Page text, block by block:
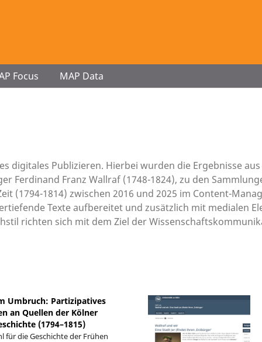
Focus MAP Data
digitales Publizieren. Hierbei wurden die Ergebnisse
Ferdinand Franz Wallraf (1748-1824), zu den
(1794-1814) zwischen 2016 und 2025 im Content-
Texte aufbereitet und zusätzlich mit medialen
richten sich mit dem Ziel der
Umbruch: Partizipatives
an Quellen der Kölner
(1794–1815)
für die Geschichte der Frühen